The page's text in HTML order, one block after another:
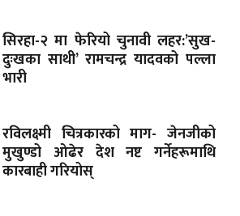
सिरहा-२ मा फेरियो चुनावी लहर:’सुख-
दुःखका साथी’ रामचन्द्र यादवको पल्ला
भारी
रविलक्ष्मी चित्रकारको माग- जेनजीको
मुखुण्डो ओढेर देश नष्ट गर्नेहरूमाथि
कारबाही गरियोस्